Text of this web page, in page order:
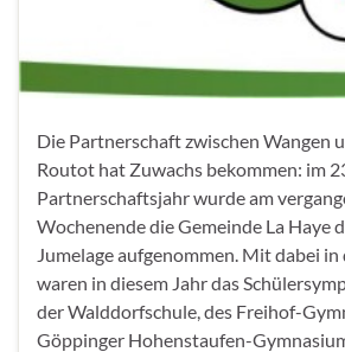
Die Partnerschaft zwischen Wangen
Routot hat Zuwachs bekommen: im
Partnerschaftsjahr wurde am
Wochenende die Gemeinde La Haye
Jumelage aufgenommen. Mit dabei
waren in diesem Jahr das
der Walddorfschule, des Freihof-
Göppinger Hohenstaufen-